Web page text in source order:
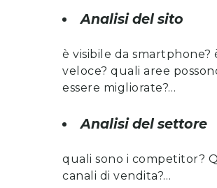
Analisi del sito
è visibile da smartphone?
veloce? quali aree
essere migliorate?…
Analisi del settore
quali sono i competitor?
canali di vendita?…